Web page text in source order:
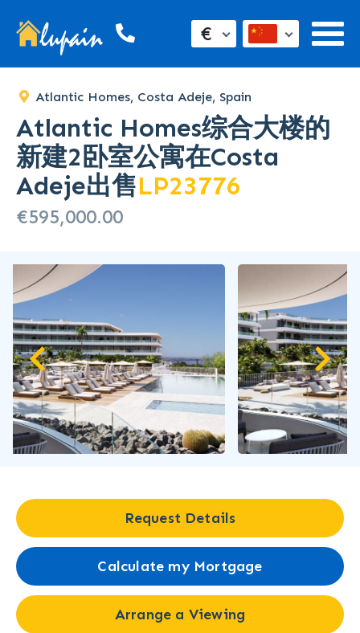
€
Atlantic Homes, Costa Adeje, Spain
Atlantic Homes综合大楼的
新建2卧室公寓在Costa
Adeje出售LP23776
€595,000.00
Request Details
Calculate my Mortgage
Arrange a Viewing